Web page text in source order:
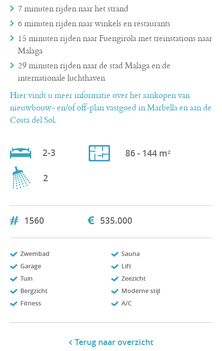
7 minuten rijden naar het strand
6 minuten rijden naar winkels en restaurants
15 minuten rijden naar Fuengirola met treinstations naar
Malaga
29 minuten rijden naar de stad Malaga en de
internationale luchthaven
Hier vindt u meer informatie over het aankopen van
nieuwbouw- en/of off-plan vastgoed in Marbella en aan de
Costa del Sol.
2-3
2
86 - 144 m²
1560 535.000
Zwembad
Sauna
Garage
Lift
Tuin
Zeezicht
Bergzicht
Moderne stijl
Fitness
A/C
Terug naar overzicht